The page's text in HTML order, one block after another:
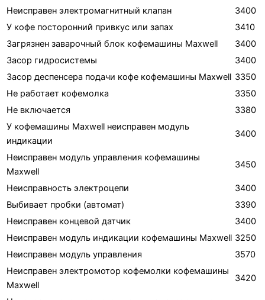
Неисправен электромагнитный клапан
3400
У кофе посторонний привкус или запах
3410
Загрязнен заварочный блок кофемашины Maxwell
3400
Засор гидросистемы
3400
Засор деспенсера подачи кофе кофемашины Maxwell 3350
Не работает кофемолка
3350
Не включается
3380
У кофемашины Maxwell неисправен модуль
индикации
3400
Неисправен модуль управления кофемашины
Maxwell
3450
Неисправность электроцепи
3400
Выбивает пробки (автомат)
3390
Неисправен концевой датчик
3400
Неисправен модуль индикации кофемашины Maxwell 3250
Неисправен модуль управления
3570
Неисправен электромотор кофемолки кофемашины
Maxwell
3420